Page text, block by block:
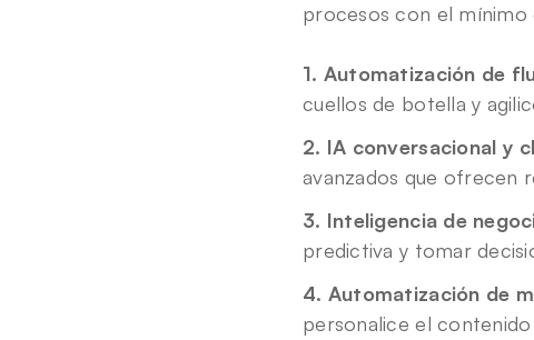
procesos con el mínimo
1. Automatización de
cuellos de botella y
2. IA conversacional y
avanzados que ofrecen
3. Inteligencia de
predictiva y tomar
4. Automatización de
personalice el